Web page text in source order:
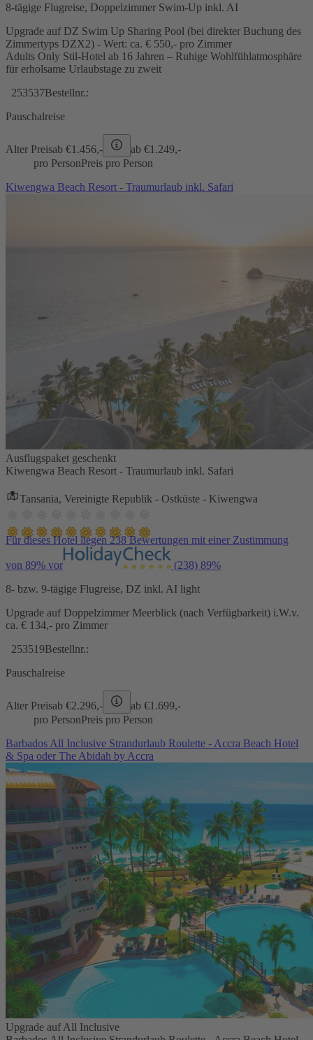
8-tägige Flugreise, Doppelzimmer Swim-Up inkl. AI
Upgrade auf DZ Swim Up Sharing Pool (bei direkter Buchung des
Zimmertyps DZX2) - Wert: ca. € 550,- pro Zimmer
Adults Only Stil-Hotel ab 16 Jahren – Ruhige Wohlfühlatmosphäre
für erholsame Urlaubstage zu zweit
253537Bestellnr.:
Pauschalreise
Alter Preisab €1.456,- ab €1.249,-
pro PersonPreis pro Person
Kiwengwa Beach Resort - Traumurlaub inkl. Safari
Ausflugspaket geschenkt
Kiwengwa Beach Resort - Traumurlaub inkl. Safari
Tansania, Vereinigte Republik - Ostküste - Kiwengwa
Für dieses Hotel liegen 238 Bewertungen mit einer Zustimmung
von 89% vor (238) 89%
8- bzw. 9-tägige Flugreise, DZ inkl. AI light
Upgrade auf Doppelzimmer Meerblick (nach Verfügbarkeit) i.W.v.
ca. € 134,- pro Zimmer
253519Bestellnr.:
Pauschalreise
Alter Preisab €2.296,- ab €1.699,-
pro PersonPreis pro Person
Barbados All Inclusive Strandurlaub Roulette - Accra Beach Hotel
& Spa oder The Abidah by Accra
Upgrade auf All Inclusive